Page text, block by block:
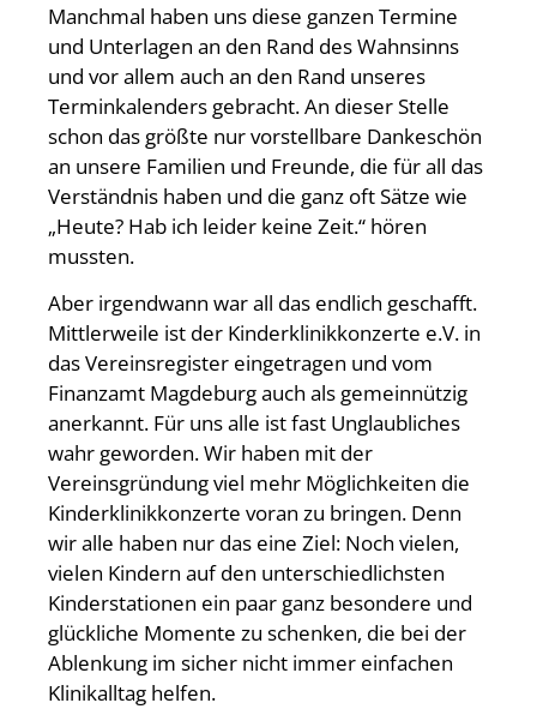
Manchmal haben uns diese ganzen Termine
und Unterlagen an den Rand des Wahnsinns
und vor allem auch an den Rand unseres
Terminkalenders gebracht. An dieser Stelle
schon das größte nur vorstellbare Dankeschön
an unsere Familien und Freunde, die für all das
Verständnis haben und die ganz oft Sätze wie
„Heute? Hab ich leider keine Zeit.“ hören
mussten.
Aber irgendwann war all das endlich geschafft.
Mittlerweile ist der Kinderklinikkonzerte e.V. in
das Vereinsregister eingetragen und vom
Finanzamt Magdeburg auch als gemeinnützig
anerkannt. Für uns alle ist fast Unglaubliches
wahr geworden. Wir haben mit der
Vereinsgründung viel mehr Möglichkeiten die
Kinderklinikkonzerte voran zu bringen. Denn
wir alle haben nur das eine Ziel: Noch vielen,
vielen Kindern auf den unterschiedlichsten
Kinderstationen ein paar ganz besondere und
glückliche Momente zu schenken, die bei der
Ablenkung im sicher nicht immer einfachen
Klinikalltag helfen.